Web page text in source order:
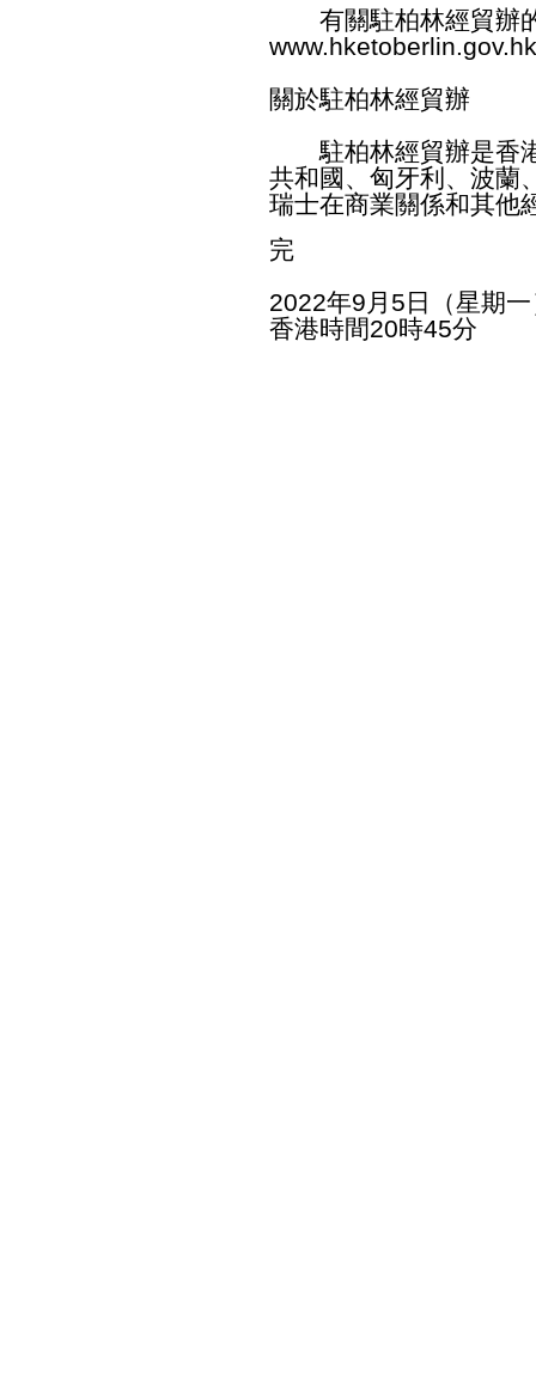
有關駐柏林經貿辦
關於駐柏林經貿辦
駐柏林經貿辦是香港
共和國、匈牙利、波蘭
瑞士在商業關係和其他
完
2022年9月5日（星期
香港時間20時45分